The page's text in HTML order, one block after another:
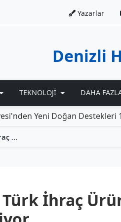
Yazarlar
Denizli
TEKNOLOJI DAHA
Destekleri 13,5 Milyon
Denizli, 3. Venezuela Türk İhraç Ürünleri Fuarı’nda Temsil Ediliyor
Türk İhraç